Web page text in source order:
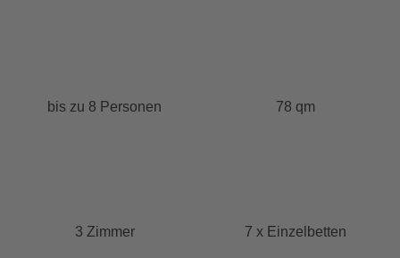
bis zu 8 Personen 78 qm
3 Zimmer 7 x Einzelbetten